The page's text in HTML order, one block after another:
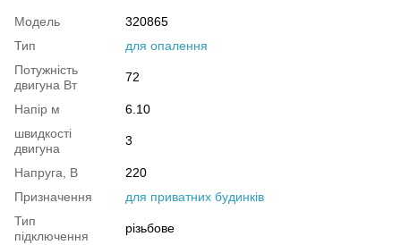
Модель
320865
Тип
для опалення
Потужність
двигуна Вт
72
Напір м
6.10
швидкості
двигуна
3
Напруга, В
220
Призначення
для приватних будинків
Тип
підключення
різьбове